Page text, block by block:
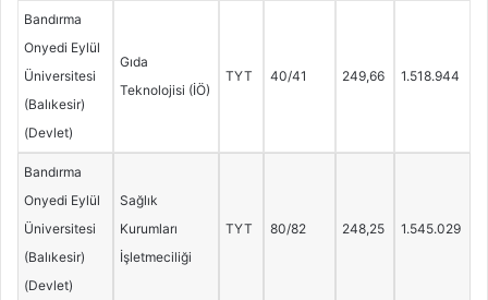
Bandırma
Onyedi Eylül
Üniversitesi
(Balıkesir)
(Devlet)
Gıda
Teknolojisi (İÖ)
TYT 40/41 249,66 1.518.944
Bandırma
Onyedi Eylül
Üniversitesi
(Balıkesir)
(Devlet)
Sağlık
Kurumları
İşletmeciliği
TYT 80/82 248,25 1.545.029